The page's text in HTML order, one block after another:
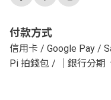
付款方式
信用卡 / Google Pay /
Pi 拍錢包 / ｜銀行分期